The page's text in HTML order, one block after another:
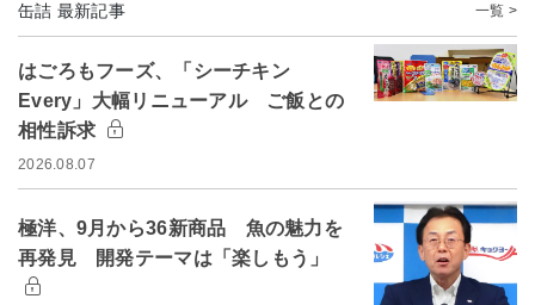
缶詰 最新記事 一覧 >
はごろもフーズ、「シーチキン
Every」大幅リニューアル ご飯との
相性訴求
2026.08.07
極洋、9月から36新商品 魚の魅力を
再発見 開発テーマは「楽しもう」